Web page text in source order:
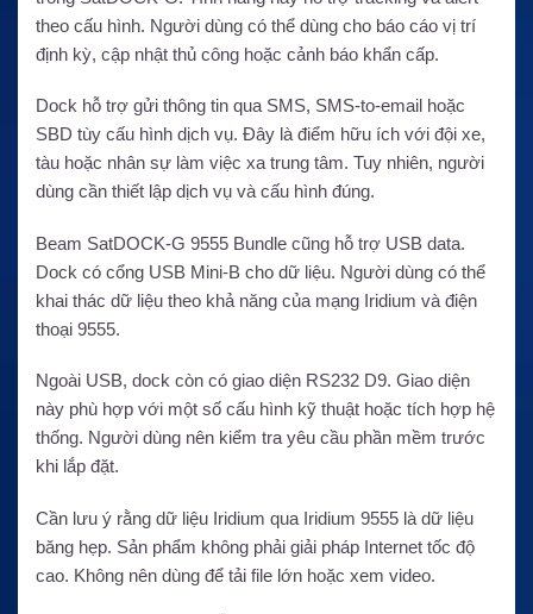
theo cấu hình. Người dùng có thể dùng cho báo cáo vị trí
định kỳ, cập nhật thủ công hoặc cảnh báo khẩn cấp.
Dock hỗ trợ gửi thông tin qua SMS, SMS-to-email hoặc
SBD tùy cấu hình dịch vụ. Đây là điểm hữu ích với đội xe,
tàu hoặc nhân sự làm việc xa trung tâm. Tuy nhiên, người
dùng cần thiết lập dịch vụ và cấu hình đúng.
Beam SatDOCK-G 9555 Bundle cũng hỗ trợ USB data.
Dock có cổng USB Mini-B cho dữ liệu. Người dùng có thể
khai thác dữ liệu theo khả năng của mạng Iridium và điện
thoại 9555.
Ngoài USB, dock còn có giao diện RS232 D9. Giao diện
này phù hợp với một số cấu hình kỹ thuật hoặc tích hợp hệ
thống. Người dùng nên kiểm tra yêu cầu phần mềm trước
khi lắp đặt.
Cần lưu ý rằng dữ liệu Iridium qua Iridium 9555 là dữ liệu
băng hẹp. Sản phẩm không phải giải pháp Internet tốc độ
cao. Không nên dùng để tải file lớn hoặc xem video.